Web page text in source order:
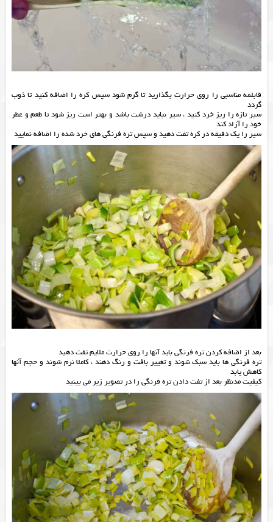
قابلمه مناسبی را روی حرارت بگذارید تا گرم شود سپس کره را اضافه کنید تا ذوب
گردد
سیر تازه را ریز خرد کنید ، سیر نباید درشت باشد و بهتر است ریز شود تا طعم و عطر
خود را آزاد کند
سیر را یک دقیقه در کره تفت دهید و سپس تره فرنگی های خرد شده را اضافه نمایید
بعد از اضافه کردن تره فرنگی باید آنها را روی حرارت ملایم تفت دهید
تره فرنگی ها باید سبک شوند و تغییر بافت و رنگ دهند ، کاملا نرم شوند و حجم آنها
کاهش یابد
کیفیت مدنظر بعد از تفت دادن تره فرنگی را در تصویر زیر می بینید